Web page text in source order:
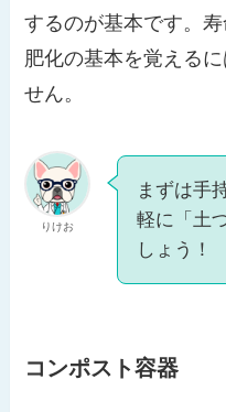
するのが基本です。
肥化の基本を覚える
せん。
りけお
まずは手
軽に「土
しょう！
コンポスト容器